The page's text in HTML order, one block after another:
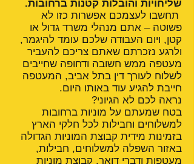
שליחויות והובלות קטנות ברחובות.
תחשבו לעצמכם אפשרות כזו לא
פשוטה – אתם מנהלי משרד גדול או
קטן, ויום העבודה שלכם עומד להיגמר,
ולרגע נזכרתם שאתם צריכם להעביר
מעטפה ממש חשובה ודחופה שחייבים
לשלוח לעורך דין בתל אביב, המעטפה
חייבת להגיע עוד באותו היום.
נראה לכם לא הגיוני?
בטח שמעתם על מוניות ברחובות
למשלוחים וחבילות לכל חלקי הארץ
בזמינות מידית קבוצת המוניות הגדולה
באזור השפלה למשלוחים, חבילות,
מעטפות ודברי דואר, קבוצת מוניות